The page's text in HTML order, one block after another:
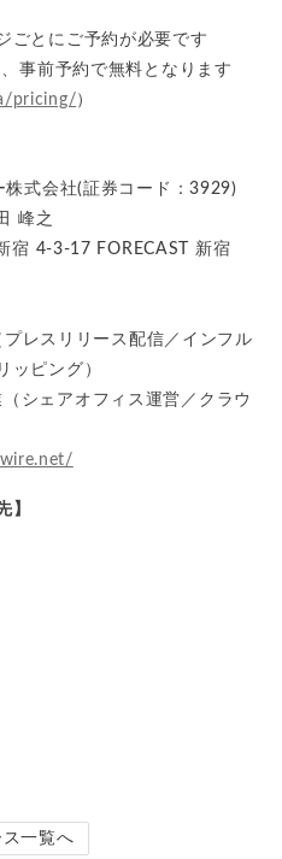
ごとにご予約が必要です
事前予約で無料となります
pricing/ ）
式会社(証券コード：3929)
峰之
宿 4-3-17 FORECAST 新宿
レスリリース配信／インフル
ッピング）
アオフィス運営／クラウ
】
ス一覧へ